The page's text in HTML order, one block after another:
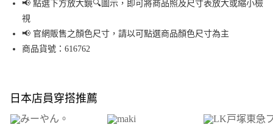
街口支付
悠遊付
全盈+PAY
大哥付你分期
📢 點選下方放大鏡🔍圖示，即可將商品照及尺寸表放大或縮小檢
視
📢 官網販售之顏色尺寸，請以可點選商品顏色尺寸為主
商品貨號：616762
日本店員穿搭推薦